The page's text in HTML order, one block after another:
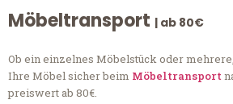
Möbeltransport | ab 80€
Ob ein einzelnes Möbelstück oder
Ihre Möbel sicher beim Möbeltransport
preiswert ab 80€.